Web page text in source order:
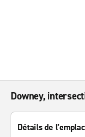
Downey,
Détails de